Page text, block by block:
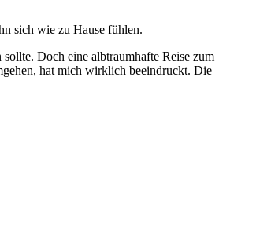
sich wie zu Hause fühlen.
Doch eine albtraumhafte Reise zum
hat mich wirklich beeindruckt. Die